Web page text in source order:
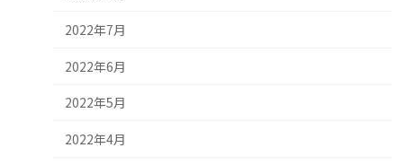
2022年7月
2022年6月
2022年5月
2022年4月